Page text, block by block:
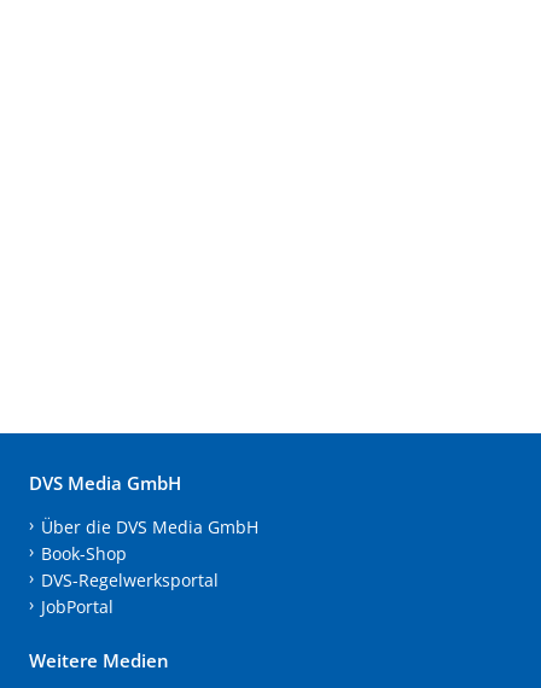
DVS Media GmbH
Über die DVS Media GmbH
Book-Shop
DVS-Regelwerksportal
JobPortal
Weitere Medien